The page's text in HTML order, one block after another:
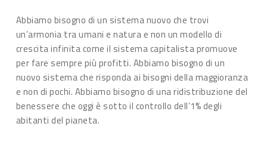
Abbiamo bisogno di un sistema nuovo che trovi
un’armonia tra umani e natura e non un modello di
crescita infinita come il sistema capitalista promuove
per fare sempre più profitti. Abbiamo bisogno di un
nuovo sistema che risponda ai bisogni della maggioranza
e non di pochi. Abbiamo bisogno di una ridistribuzione del
benessere che oggi è sotto il controllo dell’1% degli
abitanti del pianeta.